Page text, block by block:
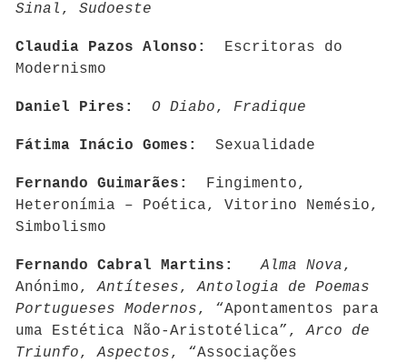
Sinal , Sudoeste
Claudia Pazos Alonso: Escritoras do
Modernismo
Daniel Pires: O Diabo, Fradique
Fátima Inácio Gomes: Sexualidade
Fernando Guimarães: Fingimento,
Heteronímia – Poética, Vitorino Nemésio,
Simbolismo
Fernando Cabral Martins:Alma Nova,
Anónimo,Antíteses,Antologia de Poemas
Portugueses Modernos, “Apontamentos para
uma Estética Não-Aristotélica”,Arco de
Triunfo,Aspectos, “Associações